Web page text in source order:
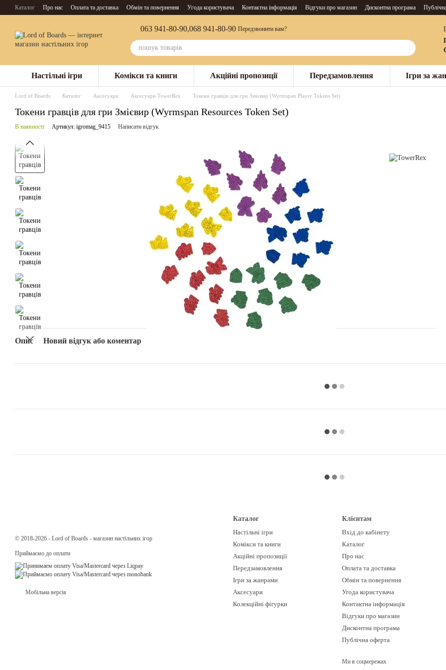
Перейти до основного контенту
Каталог Про нас Оплата та доставка Обмін та повернення Угода користувача Контактна інформація Відгуки про магазин Дисконтна програма
063 941-80-90,068 941-80-90 Передзвонити вам?
Настільні ігри Комікси та книги Акційні пропозиції Передзамовлення Ігри за
Lord of Boards Каталог Аксесуари Аксесуари TowerRex Токени гравців для гри Змієвир (Wyrmspan Player Tokens Set)
Токени гравців для гри Змієвир (Wyrmspan Resources Token Set)
В наявності Артикул: igromag_9415 Написати відгук
Опис Новий відгук або коментар
© 2018-2026 - Lord of Boards - магазин настільних ігор
Приймаємо до оплати
Мобільна версія
Каталог
Настільні ігри
Комікси та книги
Акційні пропозиції
Передзамовлення
Ігри за жанрами
Аксесуари
Колекційні фігурки
Клієнтам
Вхід до кабінету
Каталог
Про нас
Оплата та доставка
Обмін та повернення
Угода користувача
Контактна інформація
Відгуки про магазин
Дисконтна програма
Публічна оферта
Ми в соцмережах